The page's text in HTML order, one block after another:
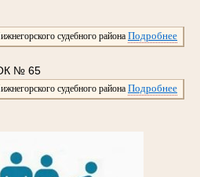
судебного района Подробнее
№ 65
судебного района Подробнее